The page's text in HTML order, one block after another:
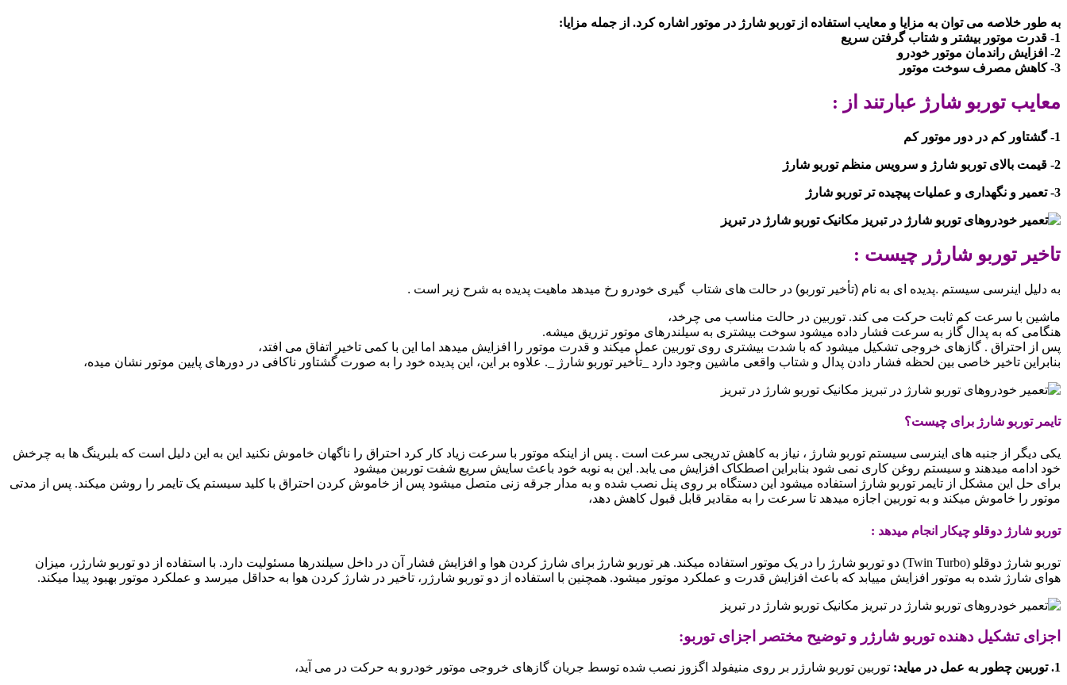
به طور خلاصه می توان به مزایا و معایب استفاده از توربو شارژ در موتور اشاره کرد. از جمله مزایا:
1- قدرت موتور بیشتر و شتاب گرفتن سریع
2- افزایش راندمان موتور خودرو
3- کاهش مصرف سوخت موتور
معایب توربو شارژ عبارتند از :
1- گشتاور کم در دور موتور کم
2- قیمت بالای توربو شارژ و سرویس منظم توربو شارژ
3- تعمیر و نگهداری و عملیات پیچیده تر توربو شارژ
تاخیر توربو شارژر چیست :
به دلیل اینرسی سیستم .پدیده ای به نام (تأخیر توربو) در حالت های شتاب گیری خودرو رخ میدهد ماهیت پدیده به شرح زیر است .
ماشین با سرعت کم ثابت حرکت می کند. توربین در حالت مناسب می چرخد،
هنگامی که به پدال گاز به سرعت فشار داده میشود سوخت بیشتری به سیلندرهای موتور تزریق میشه.
پس از احتراق . گازهای خروجی تشکیل میشود که با شدت بیشتری روی توربین عمل میکند و قدرت موتور را افزایش میدهد اما این با کمی تاخیر اتفاق می افتد،
بنابراین تاخیر خاصی بین لحظه فشار دادن پدال و شتاب واقعی ماشین وجود دارد _تأخیر توربو شارژ _. علاوه بر این، این پدیده خود را به صورت گشتاور ناکافی در دورهای پایین موتور نشان میده،
تایمر توربو شارژ برای چیست؟
یکی دیگر از جنبه های اینرسی سیستم توربو شارژ ، نیاز به کاهش تدریجی سرعت است . پس از اینکه موتور با سرعت زیاد کار کرد احتراق را ناگهان خاموش نکنید این به این دلیل است که بلبرینگ ها به چرخش
خود ادامه میدهند و سیستم روغن کاری نمی شود بنابراین اصطکاک افزایش می یابد. این به نوبه خود باعث سایش سریع شفت توربین میشود
برای حل این مشکل از تایمر توربو شارژ استفاده میشود این دستگاه بر روی پنل نصب شده و به مدار جرقه زنی متصل میشود پس از خاموش کردن احتراق با کلید سیستم یک تایمر را روشن میکند. پس از مدتی
موتور را خاموش میکند و به توربین اجازه میدهد تا سرعت را به مقادیر قابل قبول کاهش دهد،
توربو شارژ دوقلو چیکار انجام میدهد :
توربو شارژ دوقلو (Twin Turbo) دو توربو شارژ را در یک موتور استفاده میکند. هر توربو شارژ برای شارژ کردن هوا و افزایش فشار آن در داخل سیلندرها مسئولیت دارد. با استفاده از دو توربو شارژر، میزان
هوای شارژ شده به موتور افزایش مییابد که باعث افزایش قدرت و عملکرد موتور میشود. همچنین با استفاده از دو توربو شارژر، تاخیر در شارژ کردن هوا به حداقل میرسد و عملکرد موتور بهبود پیدا میکند.
اجزای تشکیل دهنده توربو شارژر و توضیح مختصر اجزای توربو:
1. توربین چطور به عمل در میاید: توربین توربو شارژر بر روی منیفولد اگزوز نصب شده توسط جریان گازهای خروجی موتور خودرو به حرکت در می آید،